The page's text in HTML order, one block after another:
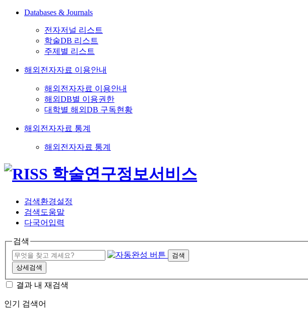
Databases & Journals
전자저널 리스트
학술DB 리스트
주제별 리스트
해외전자자료 이용안내
해외전자자료 이용안내
해외DB별 이용권한
대학별 해외DB 구독현황
해외전자자료 통계
해외전자자료 통계
검색환경설정
검색도움말
다국어입력
검색
검색
상세검색
결과 내 재검색
인기 검색어